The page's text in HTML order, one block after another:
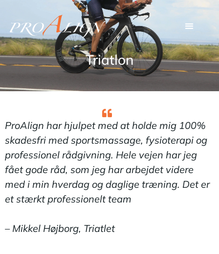
Triatlon
ProAlign har hjulpet med at holde mig 100%
skadesfri med sportsmassage, fysioterapi og
professionel rådgivning. Hele vejen har jeg
fået gode råd, som jeg har arbejdet videre
med i min hverdag og daglige træning. Det er
et stærkt professionelt team
– Mikkel Højborg, Triatlet